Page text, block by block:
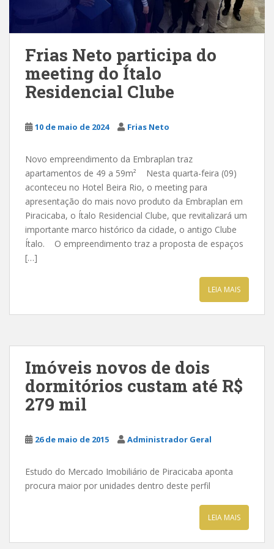
Frias Neto participa do
meeting do Ítalo
Residencial Clube
10 de maio de 2024 Frias Neto
Novo empreendimento da Embraplan traz
apartamentos de 49 a 59m² Nesta quarta-feira (09)
aconteceu no Hotel Beira Rio, o meeting para
apresentação do mais novo produto da Embraplan em
Piracicaba, o Ítalo Residencial Clube, que revitalizará um
importante marco histórico da cidade, o antigo Clube
Ítalo. O empreendimento traz a proposta de espaços
[…]
LEIA MAIS
Imóveis novos de dois
dormitórios custam até R$
279 mil
26 de maio de 2015 Administrador Geral
Estudo do Mercado Imobiliário de Piracicaba aponta
procura maior por unidades dentro deste perfil
LEIA MAIS